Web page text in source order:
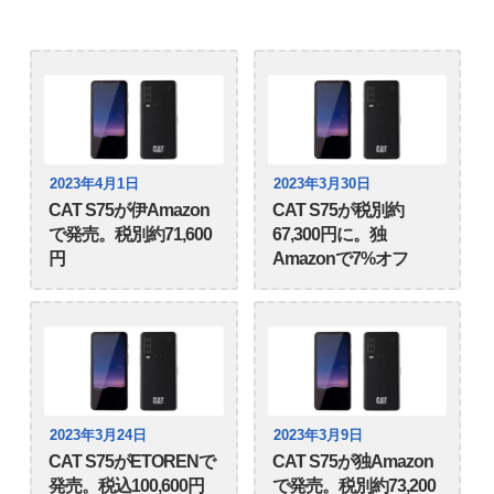
2023年4月1日
CAT S75が伊Amazon
で発売。税別約71,600
円
2023年3月30日
CAT S75が税別約
67,300円に。独
Amazonで7%オフ
2023年3月24日
CAT S75がETORENで
発売。税込100,600円
2023年3月9日
CAT S75が独Amazon
で発売。税別約73,200